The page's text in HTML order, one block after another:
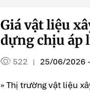
Giá vật liệu
dựng chịu áp
522 | 25/06/2026
» Thị trường vật liệu